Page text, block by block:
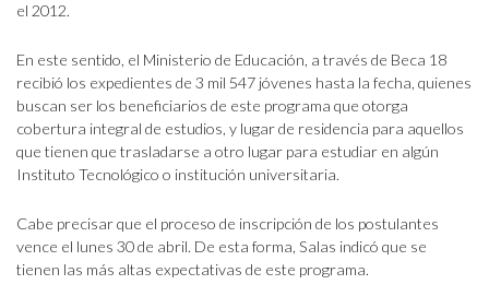
el 2012.
En este sentido, el Ministerio de Educación, a través de Beca 18
recibió los expedientes de 3 mil 547 jóvenes hasta la fecha, quienes
buscan ser los beneficiarios de este programa que otorga
cobertura integral de estudios, y lugar de residencia para aquellos
que tienen que trasladarse a otro lugar para estudiar en algún
Instituto Tecnológico o institución universitaria.
Cabe precisar que el proceso de inscripción de los postulantes
vence el lunes 30 de abril. De esta forma, Salas indicó que se
tienen las más altas expectativas de este programa.